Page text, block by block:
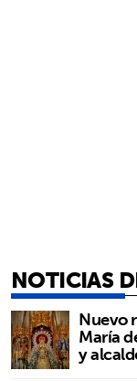
NOTICIAS
Nuevo
María
y